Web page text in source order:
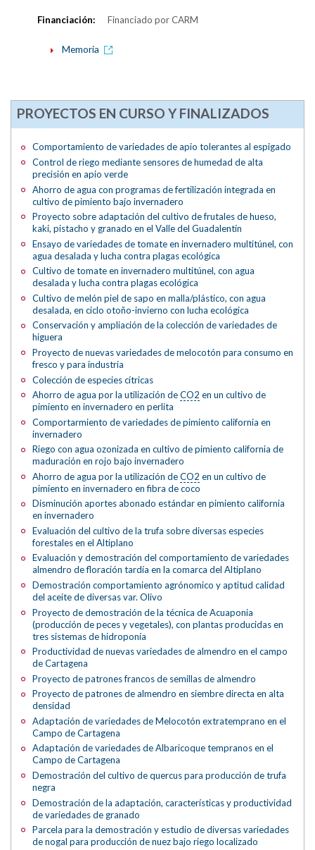
Financiación: Financiado por CARM
Memoria
PROYECTOS EN CURSO Y FINALIZADOS
Comportamiento de variedades de apio tolerantes al espigado
Control de riego mediante sensores de humedad de alta
precisión en apio verde
Ahorro de agua con programas de fertilización integrada en
cultivo de pimiento bajo invernadero
Proyecto sobre adaptación del cultivo de frutales de hueso,
kaki, pistacho y granado en el Valle del Guadalentín
Ensayo de variedades de tomate en invernadero multitúnel, con
agua desalada y lucha contra plagas ecológica
Cultivo de tomate en invernadero multitúnel, con agua
desalada y lucha contra plagas ecológica
Cultivo de melón piel de sapo en malla/plástico, con agua
desalada, en ciclo otoño-invierno con lucha ecológica
Conservación y ampliación de la colección de variedades de
higuera
Proyecto de nuevas variedades de melocotón para consumo en
fresco y para industria
Colección de especies cítricas
Ahorro de agua por la utilización deCO2 en un cultivo de
pimiento en invernadero en perlita
Comportarmiento de variedades de pimiento california en
invernadero
Riego con agua ozonizada en cultivo de pimiento california de
maduración en rojo bajo invernadero
Ahorro de agua por la utilización deCO2 en un cultivo de
pimiento en invernadero en fibra de coco
Disminución aportes abonado estándar en pimiento california
en invernadero
Evaluación del cultivo de la trufa sobre diversas especies
forestales en el Altiplano
Evaluación y demostración del comportamiento de variedades
almendro de floración tardía en la comarca del Altiplano
Demostración comportamiento agrónomico y aptitud calidad
del aceite de diversas var. Olivo
Proyecto de demostración de la técnica de Acuaponia
(producción de peces y vegetales), con plantas producidas en
tres sistemas de hidroponía
Productividad de nuevas variedades de almendro en el campo
de Cartagena
Proyecto de patrones francos de semillas de almendro
Proyecto de patrones de almendro en siembre directa en alta
densidad
Adaptación de variedades de Melocotón extratemprano en el
Campo de Cartagena
Adaptación de variedades de Albaricoque tempranos en el
Campo de Cartagena
Demostración del cultivo de quercus para producción de trufa
negra
Demostración de la adaptación, características y productividad
de variedades de granado
Parcela para la demostración y estudio de diversas variedades
de nogal para producción de nuez bajo riego localizado